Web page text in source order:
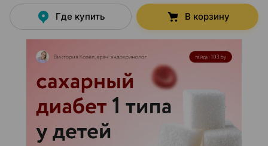
Где купить В корзину